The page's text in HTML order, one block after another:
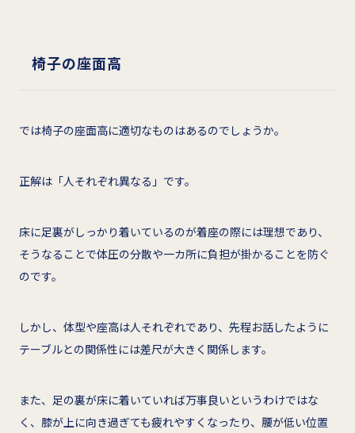
椅子の座面高
では椅子の座面高に適切なものはあるのでしょうか。
正解は「人それぞれ異なる」です。
床に足裏がしっかり着いているのが着座の際には理想であり、
そうなることで体圧の分散や一カ所に負担が掛かることを防ぐ
のです。
しかし、体型や座高は人それぞれであり、先程お話したように
テーブルとの関係性には差尺が大きく関係します。
また、足の裏が床に着いていれば万事良いというわけではな
く、膝が上に向き過ぎても疲れやすくなったり、腰が低い位置